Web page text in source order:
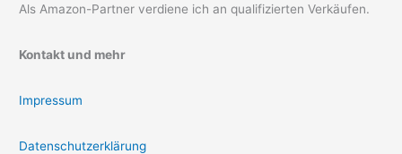
Als Amazon-Partner verdiene ich an qualifizierten Verkäufen.
Kontakt und mehr
Impressum
Datenschutzerklärung